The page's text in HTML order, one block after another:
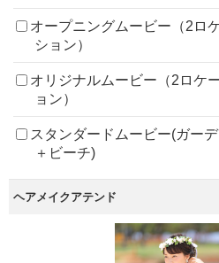
オープニングムービー（2ロ
ション）
オリジナルムービー（2ロケ
ョン）
スタンダードムービー(ガー
＋ビーチ)
ヘアメイクアテンド